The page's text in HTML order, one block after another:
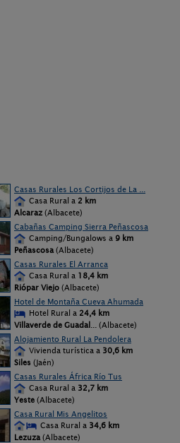
Casas Rurales Los Cortijos de La ...
Casa Rural a 2 km
Alcaraz (Albacete)
Cabañas Camping Sierra Peñascosa
Camping/Bungalows a 9 km
Peñascosa (Albacete)
Casas Rurales El Arranca
Casa Rural a 18,4 km
Riópar Viejo (Albacete)
Hotel de Montaña Cueva Ahumada
Hotel Rural a 24,4 km
Villaverde de Guadal ... (Albacete)
Alojamiento Rural La Pendolera
Vivienda turística a 30,6 km
Siles (Jaén)
Casas Rurales África Río Tus
Casa Rural a 32,7 km
Yeste (Albacete)
Casa Rural Mis Angelitos
Casa Rural a 34,6 km
Lezuza (Albacete)